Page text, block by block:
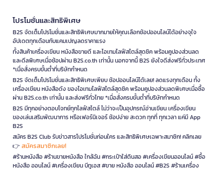
โปรโมชั่นและสิทธิพิเศษ
B2S จัดเต็มโปรโมชั่นและสิทธิพิเศษมากมายให้คุณเลือกช้อปออนไลน์ได้อย่างจุใจ
อัปเดตทุกเดือนกับแคมเปญลดราคาแรง
ทั้งสินค้าเครื่องเขียน หนังสือขายดี และไอเทมไลฟ์สไตล์สุดชิค พร้อมคูปองส่วนลด
และดีลพิเศษเมื่อช้อปผ่าน B2S.co.th เท่านั้น นอกจากนี้ B2S ยังใจดีส่งฟรีทั่วประเทศ
*เมื่อสั่งครบขั้นต่ำที่บริษัทกำหนด
B2S จัดเต็มโปรโมชั่นและสิทธิพิเศษเพียบ ช้อปออนไลน์ได้เลย! ลดแรงทุกเดือน ทั้ง
เครื่องเขียน หนังสือดัง ของไอเทมไลฟ์สไตล์สุดชิค พร้อมคูปองส่วนลดพิเศษเมื่อซื้อ
ผ่าน B2S.co.th เท่านั้น และส่งฟรีทั่วไทย *เมื่อสั่งครบขั้นต่ำที่บริษัทกำหนด
B2S มีทุกอย่างตอบโจทย์ทุกไลฟ์สไตล์ ไม่ว่าจะเป็นอุปกรณ์อ่านเขียน เครื่องเขียน
ของเล่นเสริมพัฒนาการ หรือเฟอร์นิเจอร์ ช้อปง่าย สะดวก ทุกที่ ทุกเวลา แค่มี App
B2S
สมัคร B2S Club รับข่าวสารโปรโมชั่นก่อนใคร และสิทธิพิเศษเฉพาะสมาชิก! คลิกเลย
👉 สมัครสมาชิกเลย!
#ร้านหนังสือ #ร้านขายหนังสือ ใกล้ฉัน #กระเป๋าใส่ดินสอ #เครื่องเขียนออนไลน์ #ซื้อ
หนังสือ ออนไลน์ #เครื่องเขียน บีทูเอส #ขาย หนังสือ ออนไลน์ #B2S #ร้านเครื่อง